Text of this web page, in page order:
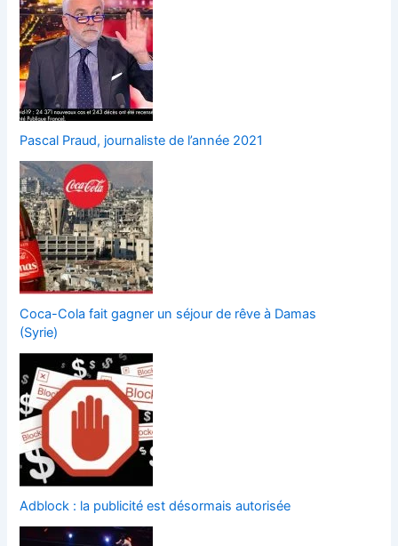
Pascal Praud, journaliste de l’année 2021
Coca-Cola fait gagner un séjour de rêve à Damas
(Syrie)
Adblock : la publicité est désormais autorisée